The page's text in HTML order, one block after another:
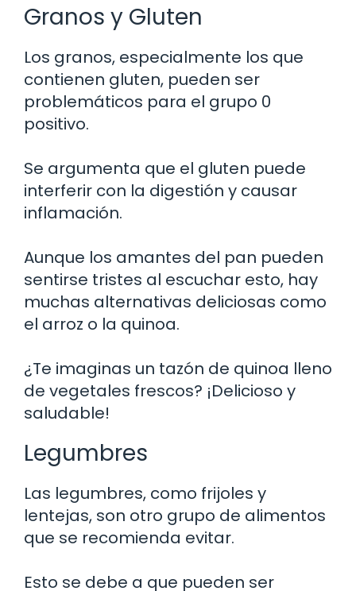
Granos y Gluten
Los granos, especialmente los que
contienen gluten, pueden ser
problemáticos para el grupo 0
positivo.
Se argumenta que el gluten puede
interferir con la digestión y causar
inflamación.
Aunque los amantes del pan pueden
sentirse tristes al escuchar esto, hay
muchas alternativas deliciosas como
el arroz o la quinoa.
¿Te imaginas un tazón de quinoa lleno
de vegetales frescos? ¡Delicioso y
saludable!
Legumbres
Las legumbres, como frijoles y
lentejas, son otro grupo de alimentos
que se recomienda evitar.
Esto se debe a que pueden ser